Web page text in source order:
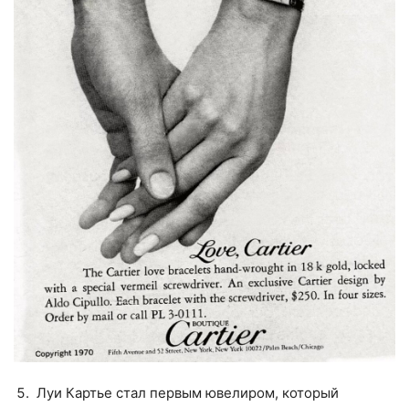
Луи Картье стал первым ювелиром, который